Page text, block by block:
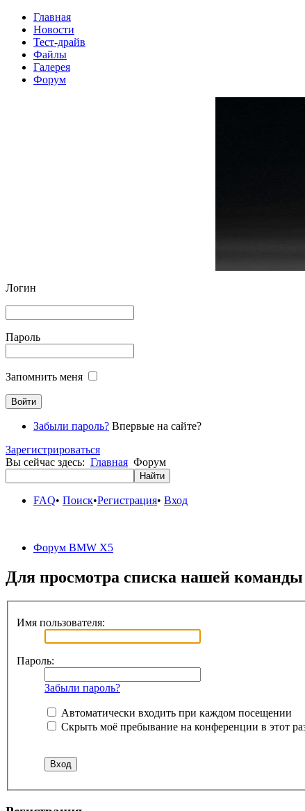
Главная
Новости
Тест-драйв
Файлы
Галерея
Форум
Логин
Пароль
Запомнить меня
Забыли пароль? Впервые на сайте?
Зарегистрироваться
Вы сейчас здесь: Главная Форум
FAQ• Поиск•Регистрация• Вход
Форум BMW X5
Для просмотра списка нашей
Имя пользователя:
Пароль:
Забыли пароль?
Автоматически входить при каждом посещении
Скрыть моё пребывание на конференции в этот